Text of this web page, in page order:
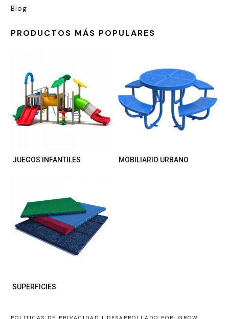
Blog
PRODUCTOS MÁS POPULARES
JUEGOS INFANTILES MOBILIARIO URBANO
SUPERFICIES